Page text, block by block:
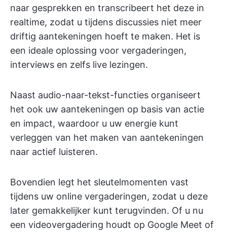
naar gesprekken en transcribeert het deze in
realtime, zodat u tijdens discussies niet meer
driftig aantekeningen hoeft te maken. Het is
een ideale oplossing voor vergaderingen,
interviews en zelfs live lezingen.
Naast audio-naar-tekst-functies organiseert
het ook uw aantekeningen op basis van actie
en impact, waardoor u uw energie kunt
verleggen van het maken van aantekeningen
naar actief luisteren.
Bovendien legt het sleutelmomenten vast
tijdens uw online vergaderingen, zodat u deze
later gemakkelijker kunt terugvinden. Of u nu
een videovergadering houdt op Google Meet of